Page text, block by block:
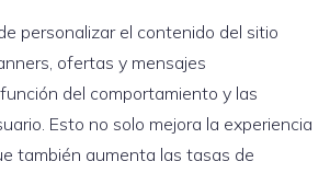
personalizar el contenido del sitio
ofertas y mensajes
del comportamiento y las
Esto no solo mejora la experiencia
también aumenta las tasas de